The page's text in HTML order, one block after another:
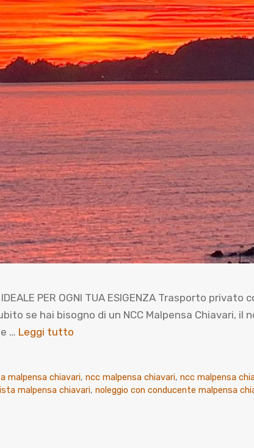
IDEALE PER OGNI TUA ESIGENZA Trasporto
se hai bisogno di un NCC Malpensa Chiavari, il
… Leggi tutto
malpensa chiavari,ncc malpensa chiavari,ncc malpensa
malpensa chiavari, noleggio con conducente malpensa